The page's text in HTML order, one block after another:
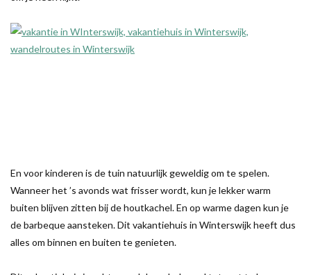
En voor kinderen is de tuin natuurlijk geweldig om te spelen.
Wanneer het ’s avonds wat frisser wordt, kun je lekker warm
buiten blijven zitten bij de houtkachel. En op warme dagen kun je
de barbeque aansteken. Dit vakantiehuis in Winterswijk heeft dus
alles om binnen en buiten te genieten.